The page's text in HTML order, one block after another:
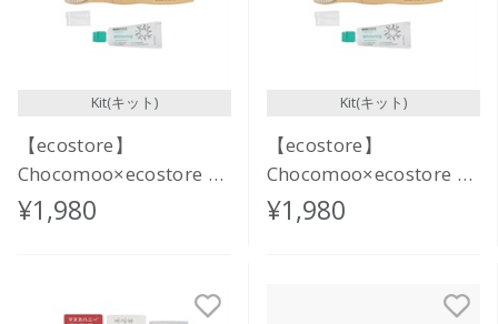
Kit(キット)
【ecostore】
Chocomoo×ecostore オ
ーラルケアセット
<FUNNY PONIES>
¥1,980
Kit(キット)
【ecostore】
Chocomoo×ecostore オ
ーラルケアセット
<RELAX>
¥1,980